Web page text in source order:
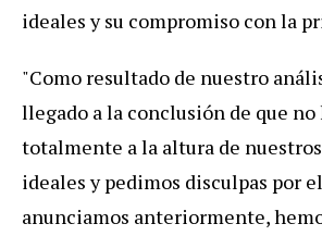
ideales y su compromiso con la
"Como resultado de nuestro
llegado a la conclusión de que no
totalmente a la altura de
ideales y pedimos disculpas por
anunciamos anteriormente,